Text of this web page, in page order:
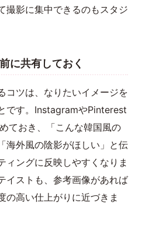
撮影に集中できるのもスタジ
に共有しておく
コツは、なりたいイメージを
です。InstagramやPinterest
ておき、「こんな韓国風の
海外風の陰影がほしい」と伝
ィングに反映しやすくなりま
イストも、参考画像があれば
の高い仕上がりに近づきま